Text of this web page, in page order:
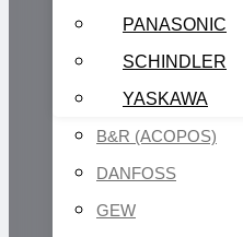
PANASONIC
SCHINDLER
YASKAWA
B&R (ACOPOS)
DANFOSS
GEW